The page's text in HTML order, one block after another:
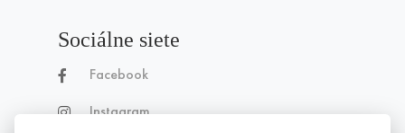
Sociálne siete
Facebook
Instagram